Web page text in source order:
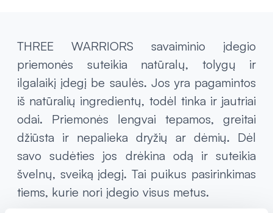
THREE WARRIORS savaiminio įdegio
priemonės suteikia natūralų, tolygų ir
ilgalaikį įdegį be saulės. Jos yra pagamintos
iš natūralių ingredientų, todėl tinka ir jautriai
odai. Priemonės lengvai tepamos, greitai
džiūsta ir nepalieka dryžių ar dėmių. Dėl
savo sudėties jos drėkina odą ir suteikia
švelnų, sveiką įdegį. Tai puikus pasirinkimas
tiems, kurie nori įdegio visus metus.